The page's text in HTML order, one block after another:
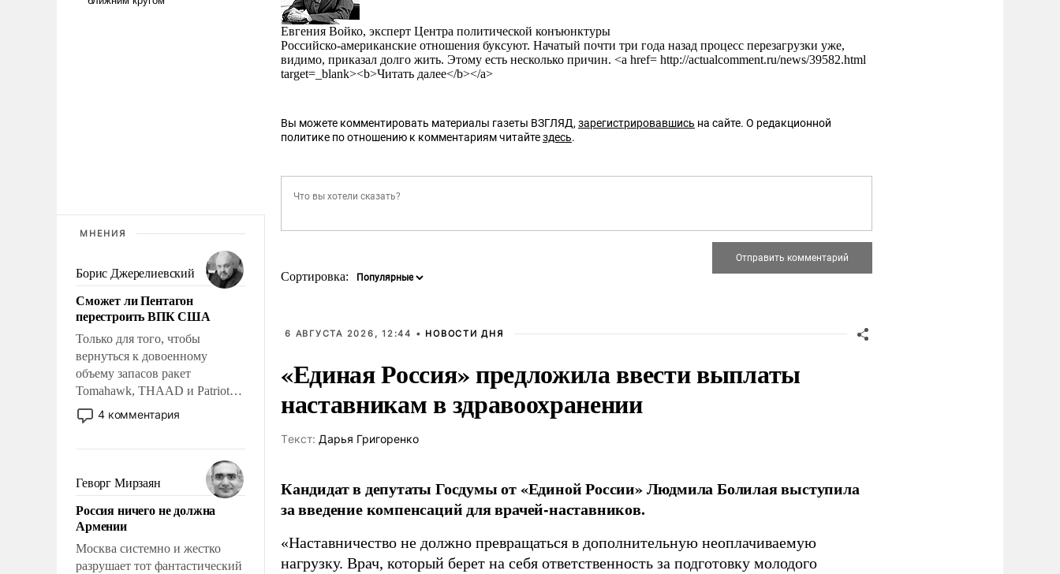
МНЕНИЯ
Борис Джерелиевский
Сможет ли Пентагон
перестроить ВПК США
Только для того, чтобы
вернуться к довоенному
объему запасов ракет
Tomahawk, THAAD и Patriot
США потребуется более трех
лет. Даже небольшая война с
Сложившаяся ситуация
означает многолетний период
уязвимости США, например,
перед Китаем.
4 комментария
Геворг Мирзаян
Россия ничего не должна
Армении
Москва системно и жестко
разрушает тот фантастический
Евгения Войко, эксперт Центра политической конъюнктуры
Российско-американские отношения буксуют. Начатый почти три года назад процесс перезагрузки уже,
видимо, приказал долго жить. Этому есть несколько причин. <a href= http://actualcomment.ru/news/39582.html
target=_blank><b>Читать далее</b></a>
Вы можете комментировать материалы газеты ВЗГЛЯД, зарегистрировавшись на сайте. О редакционной
политике по отношению к комментариям читайтездесь.
Сортировка:
6 АВГУСТА 2026, 12:44 • НОВОСТИ ДНЯ
«Единая Россия» предложила ввести выплаты
наставникам в здравоохранении
Tекст: Дарья Григоренко
Кандидат в депутаты Госдумы от «Единой России» Людмила Болилая выступила
за введение компенсаций для врачей-наставников.
«Наставничество не должно превращаться в дополнительную неоплачиваемую
нагрузку. Врач, который берет на себя ответственность за подготовку молодого